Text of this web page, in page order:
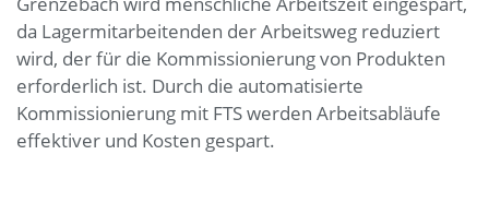
da Lagermitarbeitenden der Arbeitsweg reduziert
wird, der für die Kommissionierung von Produkten
erforderlich ist. Durch die automatisierte
Kommissionierung mit FTS werden Arbeitsabläufe
effektiver und Kosten gespart.